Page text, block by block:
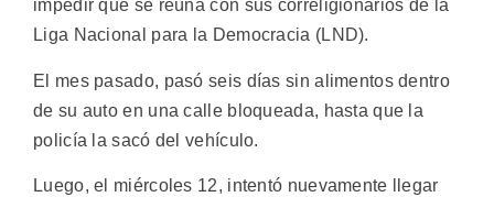
impedir que se reúna con sus correligionarios de la
Liga Nacional para la Democracia (LND).
El mes pasado, pasó seis días sin alimentos dentro
de su auto en una calle bloqueada, hasta que la
policía la sacó del vehículo.
Luego, el miércoles 12, intentó nuevamente llegar